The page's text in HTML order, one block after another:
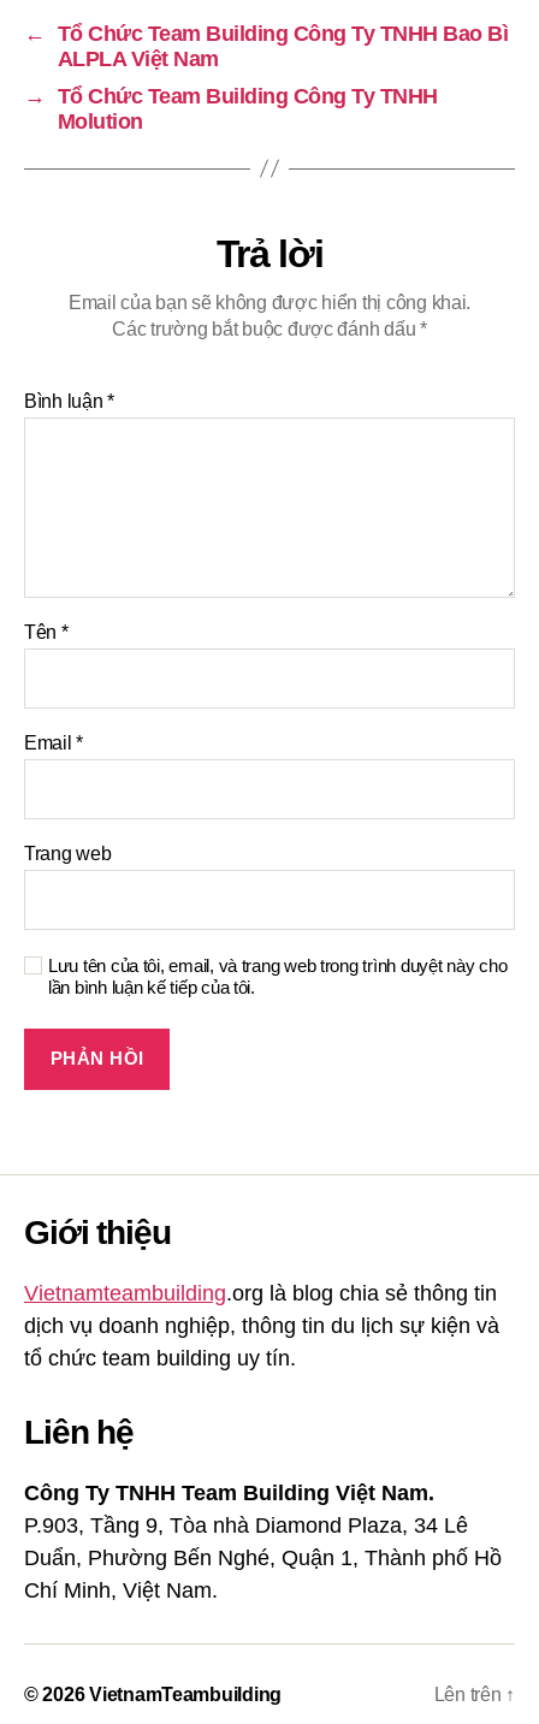
←
Tổ Chức Team Building Công Ty TNHH Bao Bì
ALPLA Việt Nam
→
Tổ Chức Team Building Công Ty TNHH
Molution
Trả lời
Email của bạn sẽ không được hiển thị công khai.
Các trường bắt buộc được đánh dấu*
Bình luận*
Tên *
Email*
Trang web
Lưu tên của tôi, email, và trang web trong trình duyệt này cho
lần bình luận kế tiếp của tôi.
Giới thiệu
Vietnamteambuilding.org là blog chia sẻ thông tin
dịch vụ doanh nghiệp, thông tin du lịch sự kiện và
tổ chức team building uy tín.
Liên hệ
Công Ty TNHH Team Building Việt Nam.
P.903, Tầng 9, Tòa nhà Diamond Plaza, 34 Lê
Duẩn, Phường Bến Nghé, Quận 1, Thành phố Hồ
Chí Minh, Việt Nam.
© 2026VietnamTeambuilding Lên trên ↑